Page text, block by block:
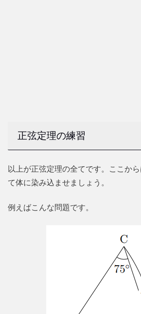
正弦定理の練習
以上が正弦定理の全てです。ここか
て体に染み込ませましょう。
例えばこんな問題です。